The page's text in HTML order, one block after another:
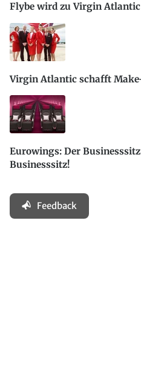
Flybe wird zu Virgin Atlantic
Virgin Atlantic schafft
Eurowings: Der
Businesssitz!
Feedback